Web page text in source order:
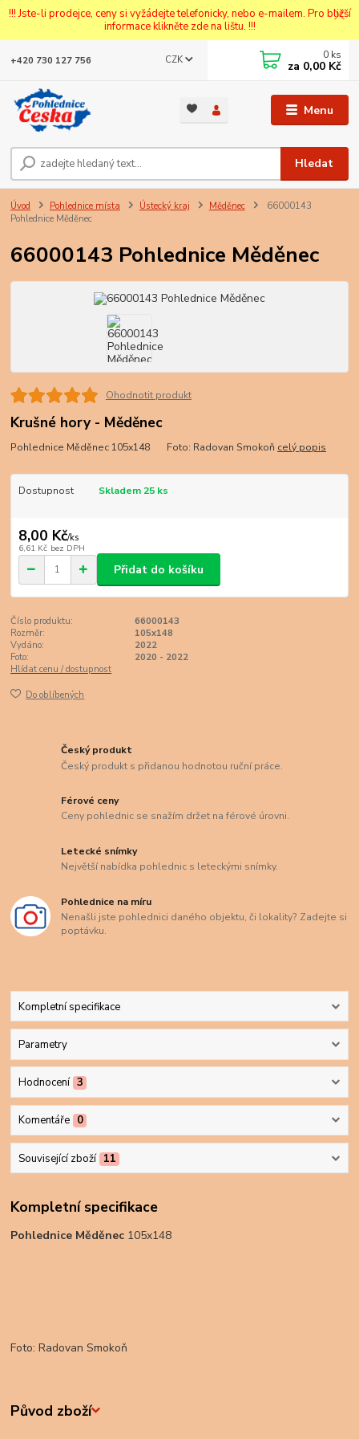
!!! Jste-li prodejce, ceny si vyžádejte telefonicky, nebo e-mailem. Pro bližší
informace klikněte zde na lištu. !!!
Menu
CZK
Hledat
+420 730 127 756 0 ks
za 0,00 Kč
Úvod Pohlednice místa Ústecký kraj Měděnec
66000143
Pohlednice Měděnec
66000143 Pohlednice Měděnec
Ohodnotit produkt
Krušné hory - Měděnec
Pohlednice Měděnec 105x148 Foto: Radovan Smokoň celý popis
Dostupnost Skladem 25 ks
8,00 Kč/ks
6,61 Kč bez DPH
Přidat do košíku
Číslo produktu:
66000143
Rozměr:
105x148
Vydáno:
2022
Foto:
2020 - 2022
Hlídat cenu / dostupnost
Do oblíbených
Český produkt
Český produkt s přidanou hodnotou ruční práce.
Férové ceny
Ceny pohlednic se snažím držet na férové úrovni.
Letecké snímky
Největší nabídka pohlednic s leteckými snímky.
Pohlednice na míru
Nenašli jste pohlednici daného objektu, či lokality? Zadejte si
poptávku.
Kompletní specifikace
Parametry
Hodnocení 3
Komentáře 0
Související zboží 11
Kompletní specifikace
Pohlednice Měděnec 105x148
Foto: Radovan Smokoň
Původ zboží